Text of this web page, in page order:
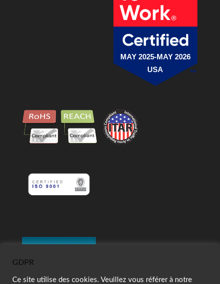
MAY 2025-MAY 2026
USA
GDPR
Ce site utilise des cookies. Veuillez vous référer à notre